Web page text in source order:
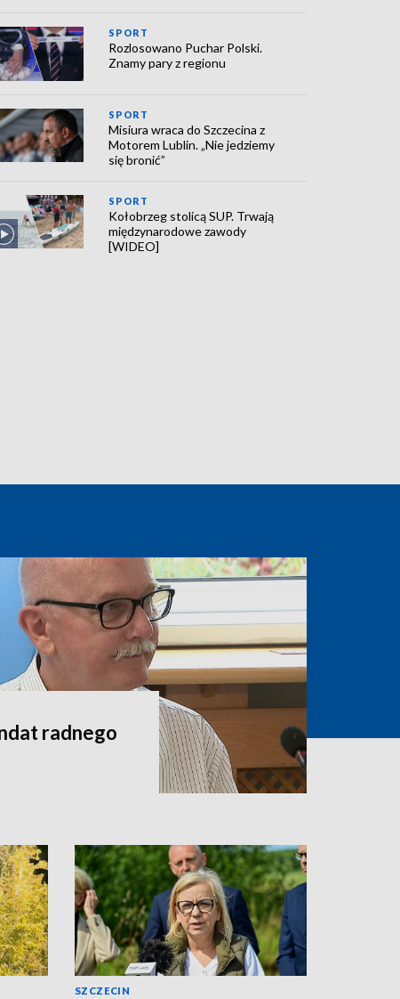
SPORT
Rozlosowano Puchar Polski.
Znamy pary z regionu
SPORT
Misiura wraca do Szczecina z
Motorem Lublin. „Nie jedziemy
się bronić”
SPORT
Kołobrzeg stolicą SUP. Trwają
międzynarodowe zawody
[WIDEO]
radnego
SZCZECIN